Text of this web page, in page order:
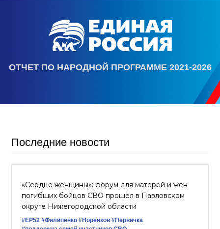
ОТЧЕТ ПО НАРОДНОЙ ПРОГРАММЕ 2021-2026
Последние новости
«Сердце женщины»: форум для матерей и жён
погибших бойцов СВО прошёл в Павловском
округе Нижегородской области
#ЕР52 #Филипенко #Норенков #Первичка